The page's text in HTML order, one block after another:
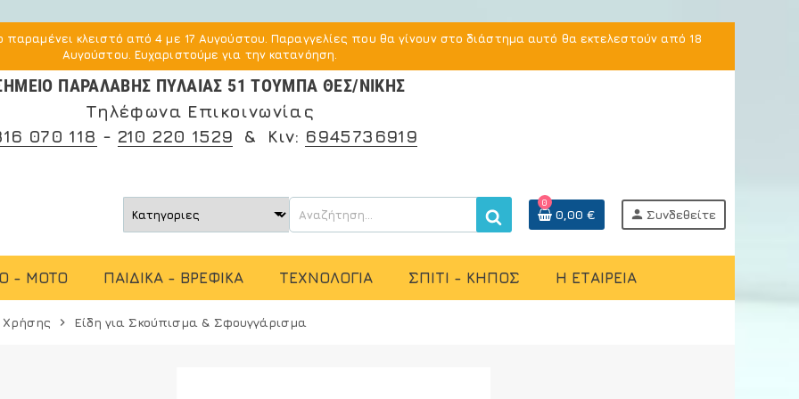
κλειστό από 4 με 17 Αυγούστου. Παραγγελίες που θα γίνουν στο διάστημα αυτό θα εκτελεστούν από 18
Αυγούστου. Ευχαριστούμε για την κατανόηση.
ΠΑΡΑΛΑΒΗΣ ΠΥΛΑΙΑΣ 51 ΤΟΥΜΠΑ ΘΕΣ/ΝΙΚΗΣ
Τηλέφωνα Επικοινωνίας
070 118 - 210 220 1529 & Κιν: 6945736919
0
0,00 € person Συνδεθείτε
- MOTO ΠΑΙΔΙΚΑ - ΒΡΕΦΙΚΑ ΤΕΧΝΟΛΟΓΙΑ ΣΠΙΤΙ - ΚΗΠΟΣ Η ΕΤΑΙΡΕΙΑ
Χρήσης chevron_right Είδη για Σκούπισμα & Σφουγγάρισμα